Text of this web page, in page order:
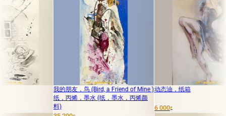
我的朋友，鸟 (Bird, a Friend of Mine )
纸，丙烯，墨水 (纸，墨水，丙烯颜
动态油，纸箱